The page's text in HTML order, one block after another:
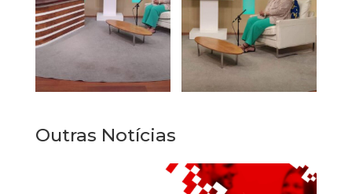
Outras Notícias